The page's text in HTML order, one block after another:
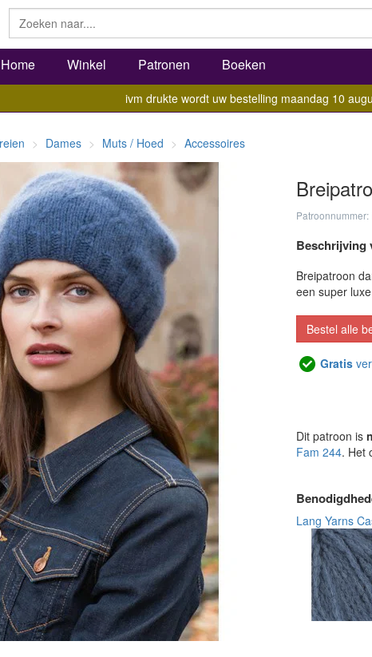
Home Winkel Patronen Boeken
ivm drukte wordt uw bestelling maandag 10
Dames Muts / Hoed Accessoires
Patroonnummer:
Beschrijving
Breipatroon
een super
Bestel alle
Gratis
Dit patroon is
Fam 244. Het
Lang Yarns